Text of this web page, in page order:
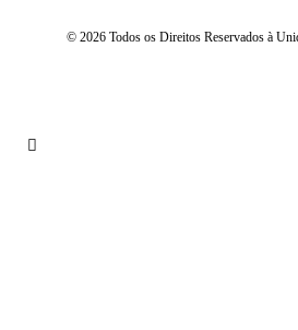
© 2026 Todos os Direitos Reservados à